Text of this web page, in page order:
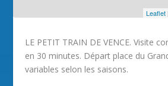
Leaflet
LE PETIT TRAIN DE VENCE. Visite
en 30 minutes. Départ place du
variables selon les saisons.